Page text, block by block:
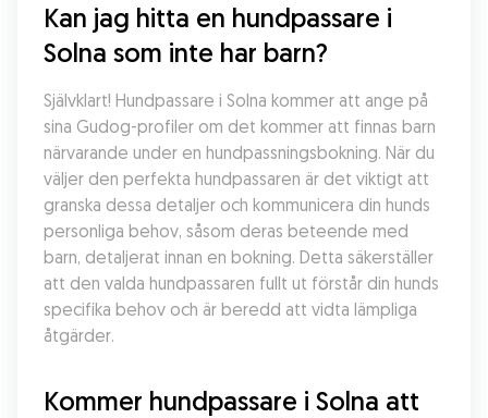
Kan jag hitta en hundpassare i
Solna som inte har barn?
Självklart! Hundpassare i Solna kommer att ange på
sina Gudog-profiler om det kommer att finnas barn
närvarande under en hundpassningsbokning. När du
väljer den perfekta hundpassaren är det viktigt att
granska dessa detaljer och kommunicera din hunds
personliga behov, såsom deras beteende med
barn, detaljerat innan en bokning. Detta säkerställer
att den valda hundpassaren fullt ut förstår din hunds
specifika behov och är beredd att vidta lämpliga
åtgärder.
Kommer hundpassare i Solna att